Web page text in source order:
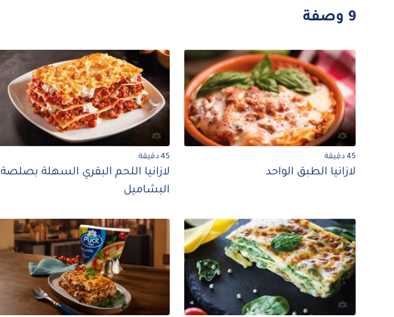
9 وصفة
45 دقيقة
لازانيا الطبق الواحد
45 دقيقة
لازانيا اللحم البقري السهلة بصلصة
البشاميل